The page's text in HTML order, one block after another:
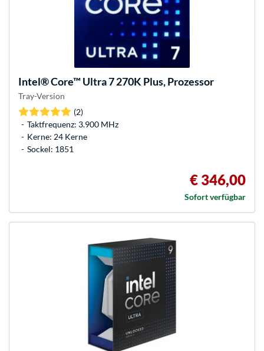
Intel®Core™ Ultra 7 270K Plus, Prozessor
Tray-Version
(2)
Taktfrequenz: 3.900 MHz
Kerne: 24 Kerne
Sockel: 1851
€ 346,00
Sofort verfügbar